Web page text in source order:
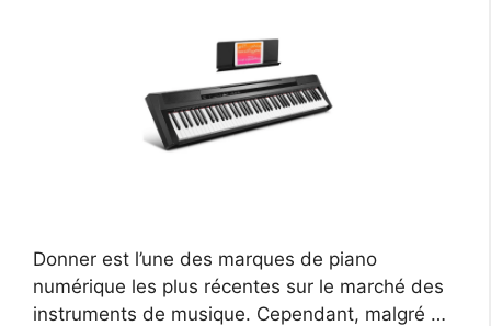
Donner est l’une des marques de piano
numérique les plus récentes sur le marché des
instruments de musique. Cependant, malgré …